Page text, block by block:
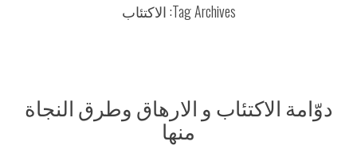
Tag Archives: الاكتئاب
دوّامة الاكتئاب و الارهاق وطرق النجاة
منها